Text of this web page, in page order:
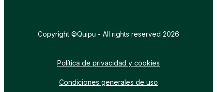
Copyright ©Quipu - All rights reserved 2026
Política de privacidad y cookies
Condiciones generales de uso